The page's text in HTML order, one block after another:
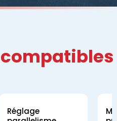
compatibles
Réglage